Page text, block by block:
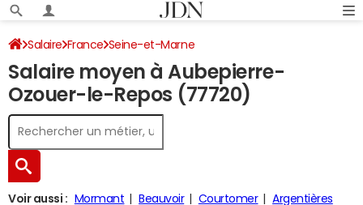
Salaire France Seine-et-Marne
Salaire moyen à Aubepierre-
Ozouer-le-Repos (77720)
Voir aussi : Mormant Beauvoir Courtomer Argentières